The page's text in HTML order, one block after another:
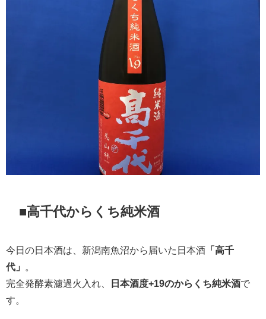
■高千代からくち純米酒
今日の日本酒は、新潟南魚沼から届いた日本酒 「高千
代」
完全発酵素濾過火入れ、
日本酒度+19のからくち純米酒で
す。